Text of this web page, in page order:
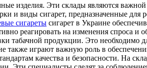
изделия. Эти склады являются
и виды сигарет, предназначенные для
сигареты сигарет в Украине
реагировать на изменения спроса и
табачной продукции. Это необходимо
также играют важную роль в
качества и безопасности. На